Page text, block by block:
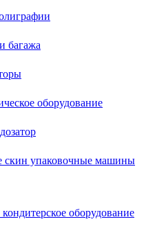
багажа
оборудование
упаковочные машины
оборудование